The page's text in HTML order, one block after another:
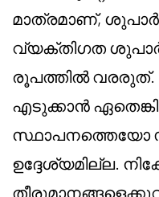
മാത്രമാണ്,
വ്യക്തിഗത
രൂപത്തിൽ വരരുത്.
എടുക്കാൻ
സ്ഥാപനത്തെയോ
ഉദ്ദേശ്യമില്ല.